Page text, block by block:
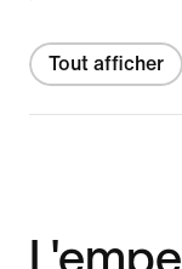
Tout afficher